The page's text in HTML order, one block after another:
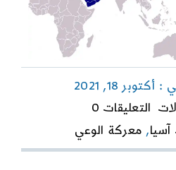
18, 2021
التعليقات 0
الصراع
في
, معركة الوعي